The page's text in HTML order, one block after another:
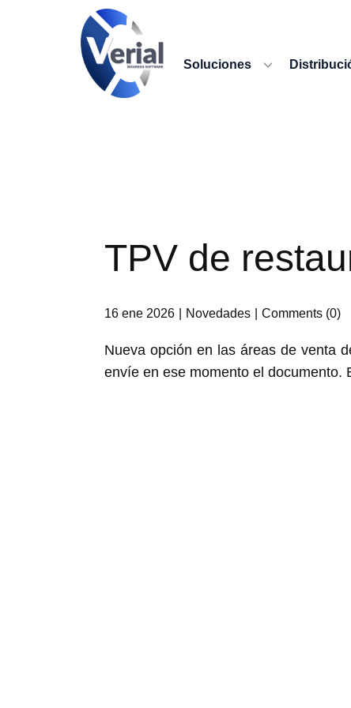
Soluciones
TPV de
16 ene 2026 Novedades Comments (0)
Nueva opción en las áreas de venta
envíe en ese momento el documento.